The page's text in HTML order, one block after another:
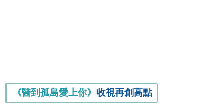
《醫到孤島愛上你》 收視再創高點